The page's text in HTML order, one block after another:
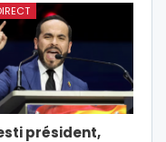
président,